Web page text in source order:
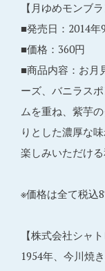
【月ゆめモンブラ
■発売日：2014年
■価格：360円
■商品内容：お月
ーズ、バニラス
ムを重ね、紫芋
りとした濃厚な
楽しみいただける
※価格は全て税込
【株式会社シャ
1954年、今川焼